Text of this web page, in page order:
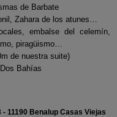
de Barbate
Zahara de los atunes…
embalse del celemín,
piragüismo…
de nuestra suite)
Bahías
- 11190 Benalup Casas Viejas